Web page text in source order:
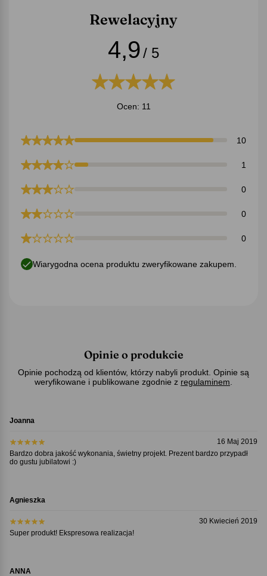
Rewelacyjny
4,9/ 5
Ocen: 11
10
1
0
0
0
Wiarygodna ocena produktu zweryfikowane zakupem.
Opinie o produkcie
Opinie pochodzą od klientów, którzy nabyli produkt. Opinie są
weryfikowane i publikowane zgodnie z regulaminem
Joanna
16 Maj 2019
Bardzo dobra jakość wykonania, świetny projekt. Prezent bardzo przypadł
do gustu jubilatowi :)
Agnieszka
30 Kwiecień 2019
Super produkt! Ekspresowa realizacja!
ANNA